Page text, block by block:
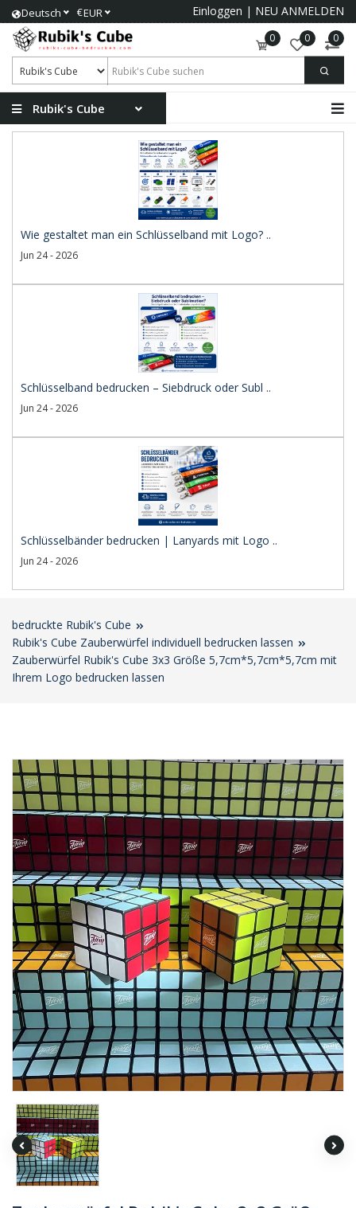
Deutsch €EUR Einloggen | NEU ANMELDEN
0 0 0
Rubik's Cube
Wie gestaltet man ein Schlüsselband mit Logo? ..
Jun 24 - 2026
Schlüsselband bedrucken – Siebdruck oder Subl ..
Jun 24 - 2026
Schlüsselbänder bedrucken | Lanyards mit Logo ..
Jun 24 - 2026
bedruckte Rubik's Cube
Rubik's Cube Zauberwürfel individuell bedrucken lassen
Zauberwürfel Rubik's Cube 3x3 Größe 5,7cm*5,7cm*5,7cm mit
Ihrem Logo bedrucken lassen